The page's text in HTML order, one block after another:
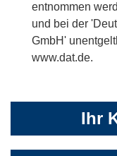
entnommen
und bei der
GmbH'
www.dat.de.
Ihr